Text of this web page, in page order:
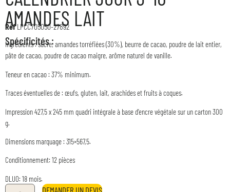
AMANDES LAIT
RéfLPCC705050-27892
Spécificités :
Ingrédients : sucre, amandes torréfiées (30%), beurre de cacao, poudre de lait entier,
pâte de cacao, poudre de cacao maigre, arôme naturel de vanille.
Teneur en cacao : 37% minimum.
Traces éventuelles de : œufs, gluten, lait, arachides et fruits à coques.
Impression 427,5 x 245 mm quadri intégrale à base d’encre végétale sur un carton 300
g.
Dimensions marquage : 315×567,5.
Conditionnement: 12 pièces
DLUO: 18 mois.